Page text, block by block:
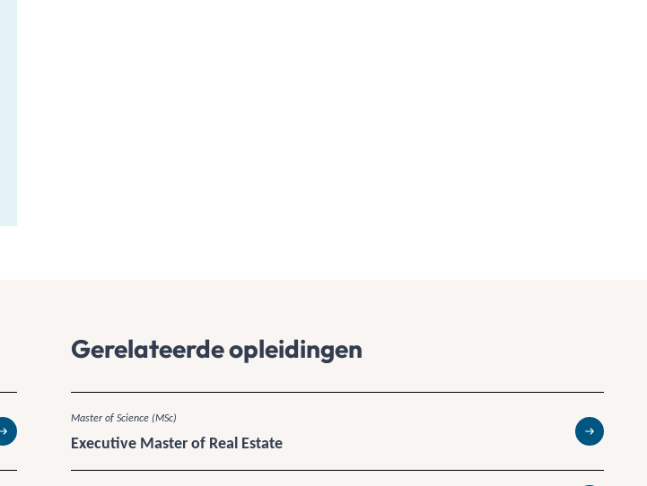
Lees meer
Gerelateerde opleidingen
Master of Science (MSc)
Executive Master of Real Estate Lees meer